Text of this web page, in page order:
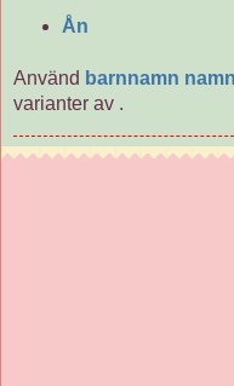
Ån
Använd barnnamn
varianter av .